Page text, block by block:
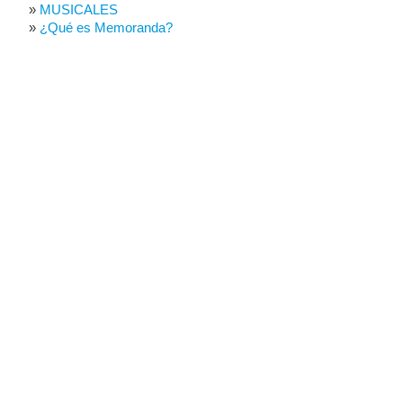
MUSICALES
¿Qué es Memoranda?